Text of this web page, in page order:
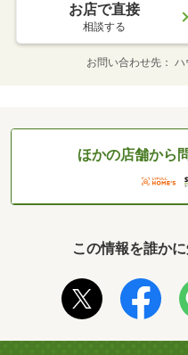
お店で直接
相談する
お問い合わせ先 ハ
ほかの店舗から
この情報を誰か